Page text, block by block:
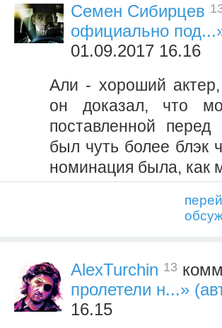
Семен Сибирцев
официально
01.09.2017 16.16
Али - хороший
он доказал, что
поставленной
был чуть более блэк
номинация была, как
AlexTurchin 13
пролетели н...»
16.15